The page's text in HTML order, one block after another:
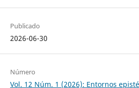
Publicado
2026-06-30
Número
Vol. 12 Núm. 1 (2026): Entornos